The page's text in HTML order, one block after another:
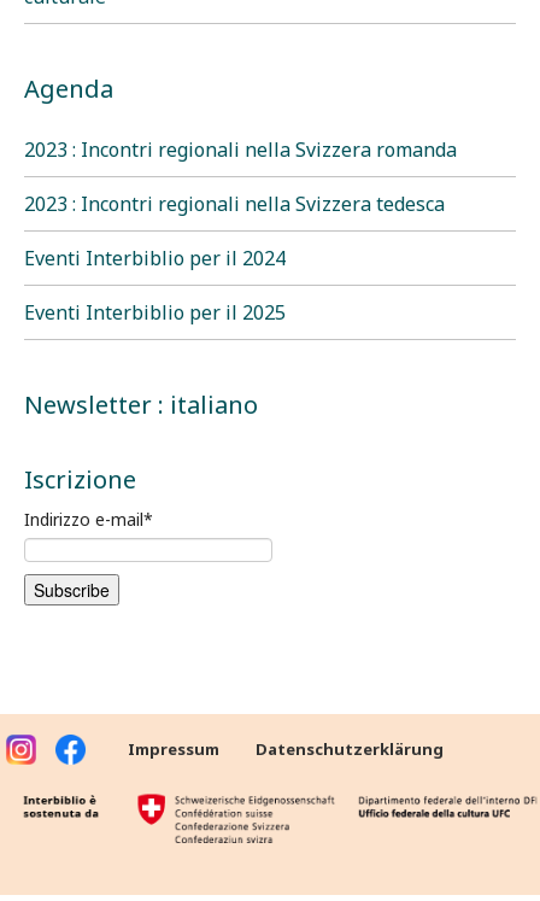
Agenda
2023 : Incontri regionali nella Svizzera romanda
2023 : Incontri regionali nella Svizzera tedesca
Eventi Interbiblio per il 2024
Eventi Interbiblio per il 2025
Newsletter : italiano
Iscrizione
Indirizzo e-mail*
Impressum Datenschutzerklärung